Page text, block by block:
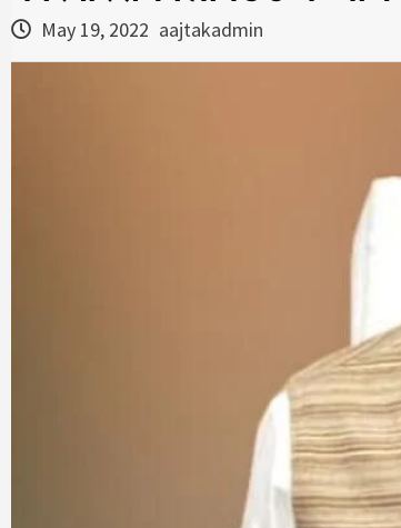
May 19, 2022 aajtakadmin